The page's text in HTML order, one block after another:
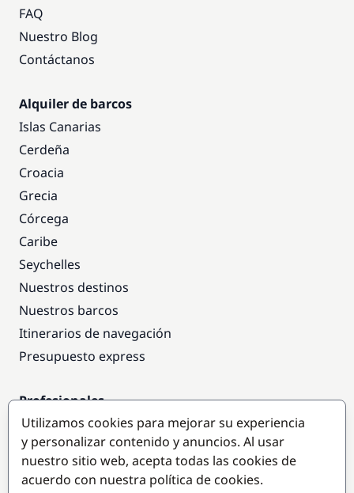
FAQ
Nuestro Blog
Contáctanos
Alquiler de barcos
Islas Canarias
Cerdeña
Croacia
Grecia
Córcega
Caribe
Seychelles
Nuestros destinos
Nuestros barcos
Itinerarios de navegación
Presupuesto express
Profesionales
Acceso empresas
Colaborar como empresa
Utilizamos cookies para mejorar su experiencia
y personalizar contenido y anuncios. Al usar
nuestro sitio web, acepta todas las cookies de
acuerdo con nuestra política de cookies.